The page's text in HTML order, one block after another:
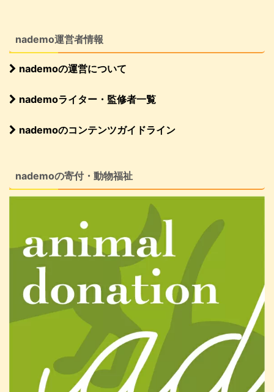
nademo運営者情報
nademoの運営について
nademoライター・監修者一覧
nademoのコンテンツガイドライン
nademoの寄付・動物福祉